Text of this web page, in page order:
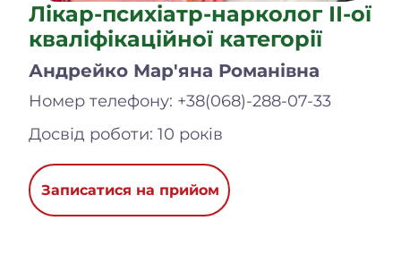
Лікар-психіатр-нарколог ІІ-ої
кваліфікаційної категорії
Андрейко Мар'яна Романівна
Номер телефону: +38(068)-288-07-33
Досвід роботи: 10 рокiв
Записатися на прийом